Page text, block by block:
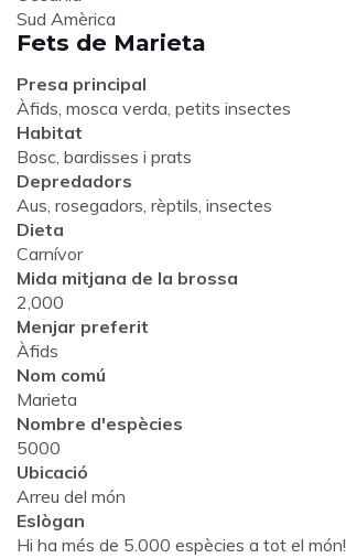
Sud Amèrica
Fets de Marieta
Presa principal
Àfids, mosca verda, petits insectes
Habitat
Bosc, bardisses i prats
Depredadors
Aus, rosegadors, rèptils, insectes
Dieta
Carnívor
Mida mitjana de la brossa
2,000
Menjar preferit
Àfids
Nom comú
Marieta
Nombre d'espècies
5000
Ubicació
Arreu del món
Eslògan
Hi ha més de 5.000 espècies a tot el món!